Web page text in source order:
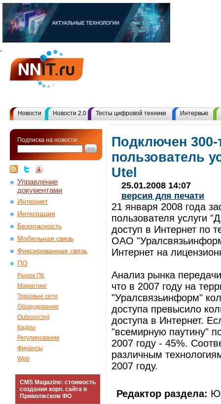
Новости Новости 2.0 Тесты цифровой техники Интервью
Подписка на новости:
Управление
документами
Интернет
Интеграция
Безопасность
Мобильная связь
Фиксированная связь
ПО
Рынок ПК
Маркетинг
Торговые сети
Оборудование
Outsourcing
Кадры
Регулирование
Финансы
Web
CMS Magazine: стоимость
создания корп. сайта в
Приволжском ФО
Подключен
пользователь
Utel
25.01.2008 14:07
версия для печати
21 января 2008 года
пользователя услуги
доступ в Интернет по
ОАО
Интернет на
Анализ рынка
что в 2007 году на
"Уралсвязьинформ"
доступа превысило
доступа в Интернет.
"всемирную паутину"
2007 году - 45%.
различным
2007 году.
Редактор раздела: